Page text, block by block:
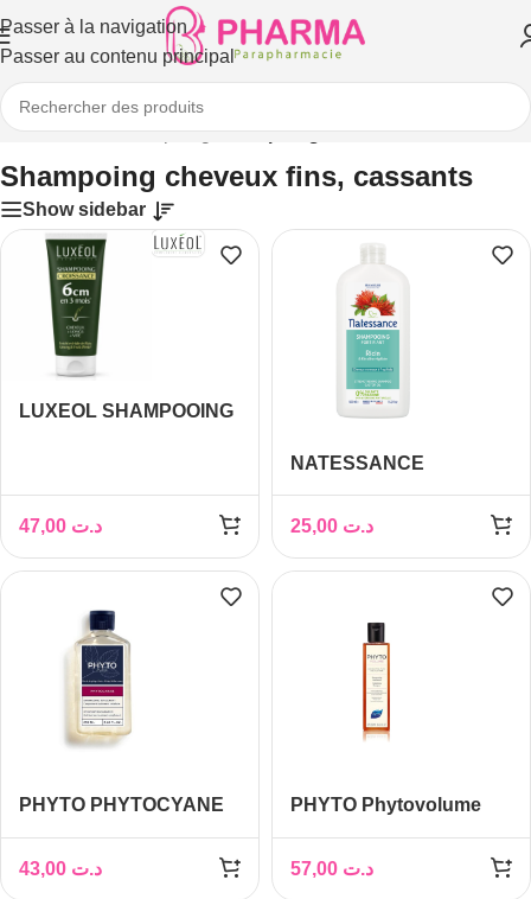
Passer à la navigation
Passer au contenu principal
/Cheveux/Shampoing/Shampoing cheveux fins, cassants
Shampoing cheveux fins, cassants
Show sidebar
LUXEOL SHAMPOOING
د.ت
NATESSANCE
KERATINE 250ML
د.ت
PHYTO PHYTOCYANE
REVIGORANT 250ML
د.ت
PHYTO Phytovolume
Intense, 250ml
د.ت